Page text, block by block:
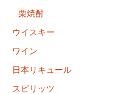
栗焼酎
ウイスキー
ワイン
日本リキュール
スピリッツ